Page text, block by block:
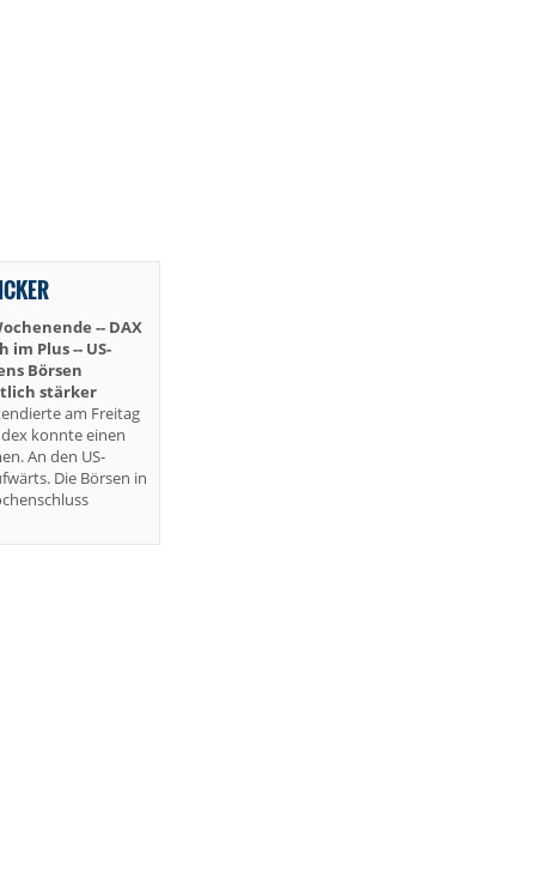
-- DAX
Plus -- US-
Börsen
stärker
am Freitag
konnte einen
An den US-
Die Börsen in